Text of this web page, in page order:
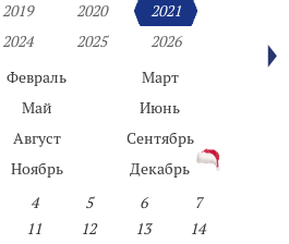
2019 2020
2021
2024 2025
2026
Февраль
Март
Май
Июнь
Август
Сентябрь
Ноябрь
Декабрь
4 5 6
7
11 12 13
14